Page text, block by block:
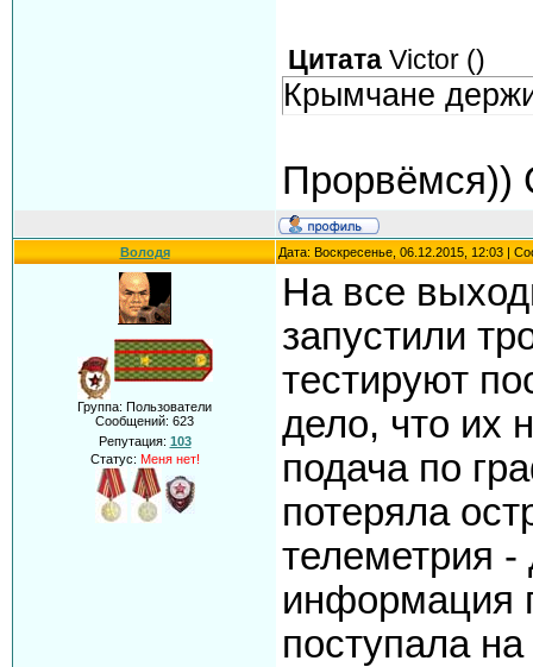
Цитата Victor ()
Крымчане
Прорвёмся))
Володя Дата: Воскресенье, 06.12.2015, 12:03 |
Группа: Пользователи
Сообщений: 623
Репутация: 103
Статус: Меня нет!
На все
запустили
тестируют
дело, что их
подача по
потеряла
телеметрия -
информация
поступала